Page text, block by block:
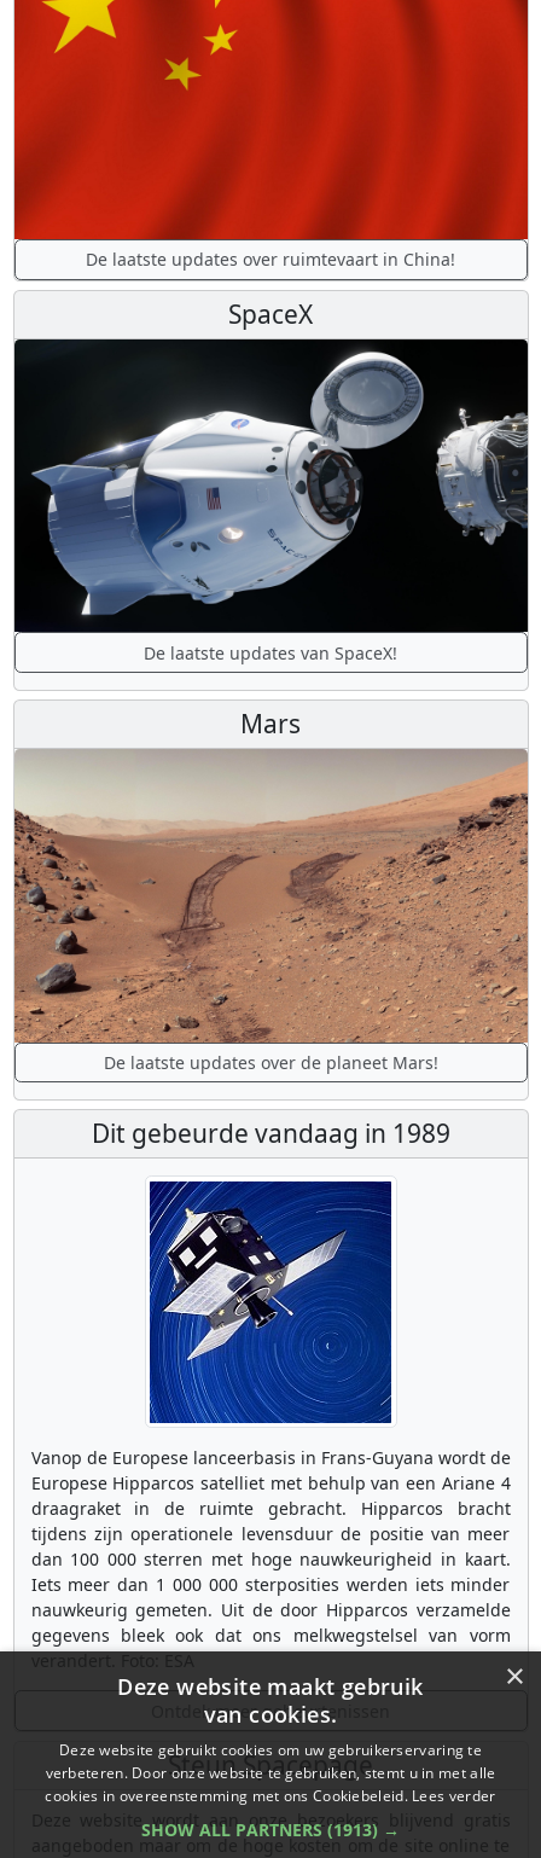
De laatste updates over ruimtevaart in China!
SpaceX
De laatste updates van SpaceX!
Mars
De laatste updates over de planeet Mars!
Dit gebeurde vandaag in 1989
Vanop de Europese lanceerbasis in Frans-Guyana wordt de
Europese Hipparcos satelliet met behulp van een Ariane 4
draagraket in de ruimte gebracht. Hipparcos bracht
tijdens zijn operationele levensduur de positie van meer
dan 100 000 sterren met hoge nauwkeurigheid in kaart.
Iets meer dan 1 000 000 sterposities werden iets minder
nauwkeurig gemeten. Uit de door Hipparcos verzamelde
gegevens bleek ook dat ons melkwegstelsel van vorm
Ontdek meer gebeurtenissen
Steun Spacepage
Deze website wordt aan onze bezoekers blijvend gratis
aangeboden maar om de hoge kosten om de site online te
×
Deze website maakt gebruik
van cookies.
Deze website gebruikt cookies om uw gebruikerservaring te
verbeteren. Door onze website te gebruiken, stemt u in met alle
cookies in overeenstemming met ons Cookiebeleid. Lees verder
SHOW ALL PARTNERS (1913) →